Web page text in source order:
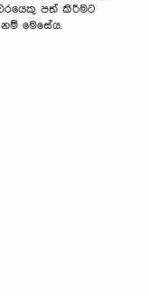
පත් කිරීමට
මෙසේය.